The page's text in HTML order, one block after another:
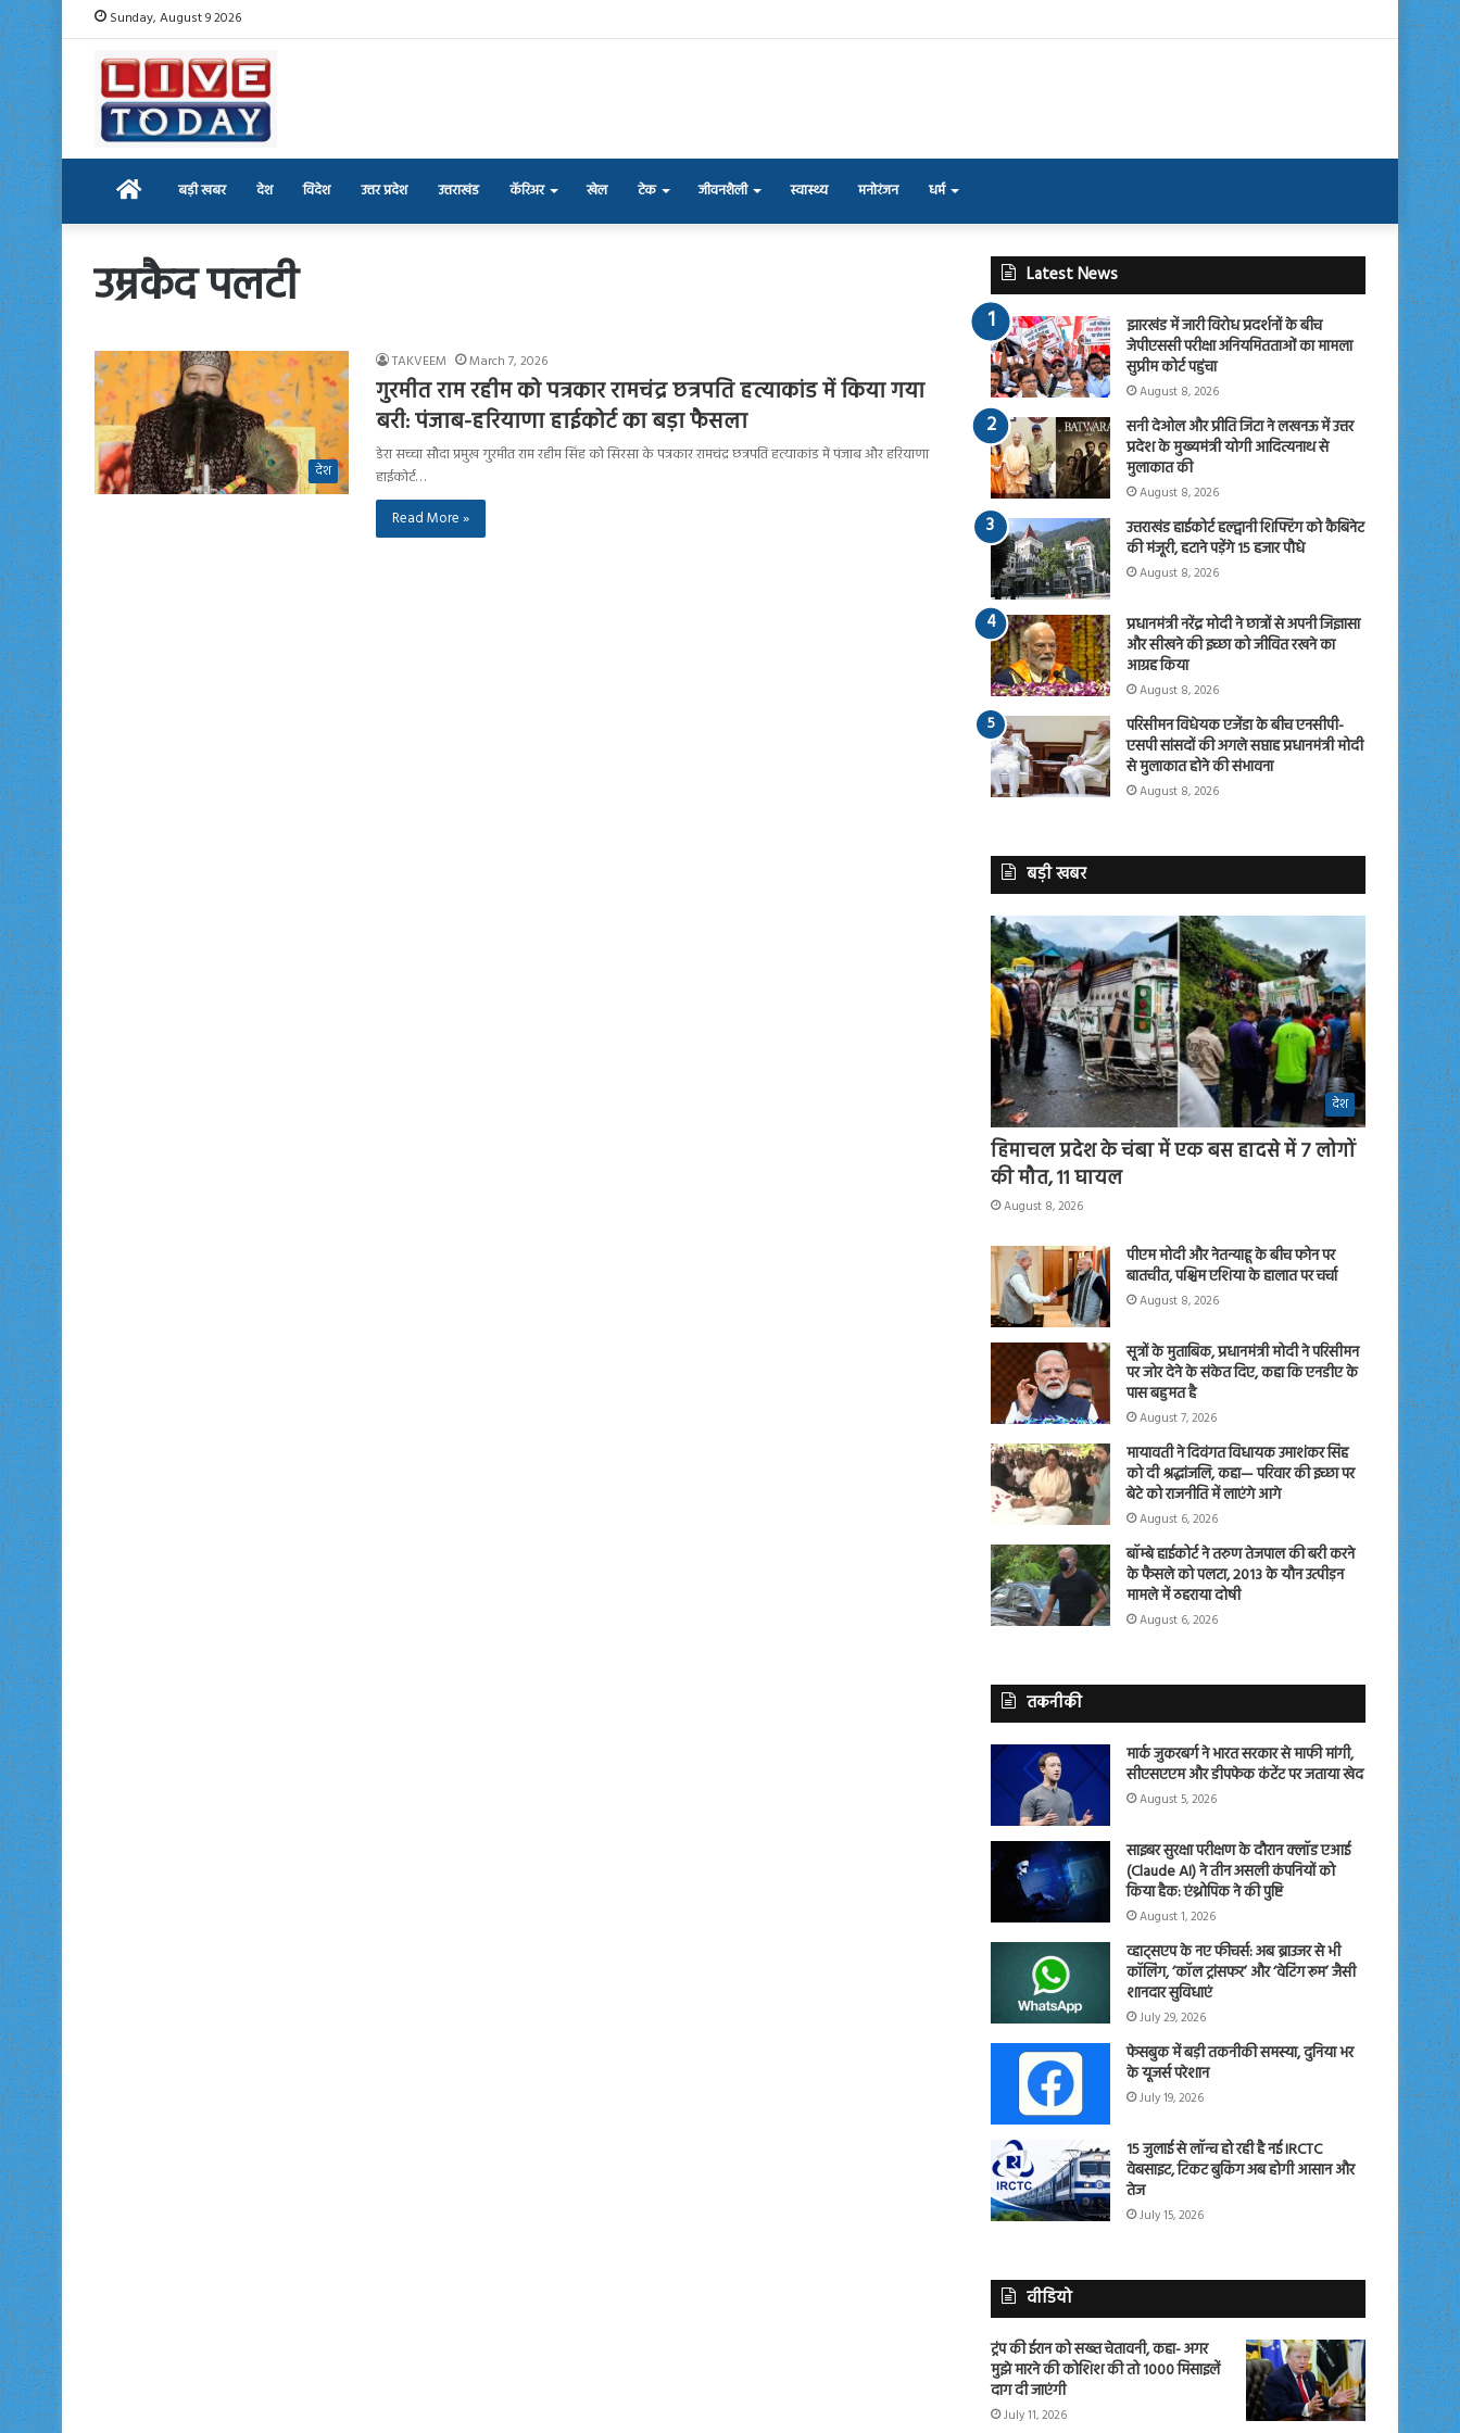
Sunday, August 9 2026
Home बड़ी खबर देश विदेश उत्तर प्रदेश उत्तराखंड कॅरिअर खेल टेक जीवनशैली स्वास्थ्य मनोरंजन धर्म
उम्रकैद पलटी
देश
TAKVEEM March 7, 2026
गुरमीत राम रहीम को पत्रकार रामचंद्र छत्रपति हत्याकांड में किया गया
बरी: पंजाब-हरियाणा हाईकोर्ट का बड़ा फैसला
डेरा सच्चा सौदा प्रमुख गुरमीत राम रहीम सिंह को सिरसा के पत्रकार रामचंद्र छत्रपति हत्याकांड में पंजाब और हरियाणा
हाईकोर्ट…
Read More »
Latest News
झारखंड में जारी विरोध प्रदर्शनों के बीच
जेपीएससी परीक्षा अनियमितताओं का मामला
सुप्रीम कोर्ट पहुंचा
August 8, 2026
सनी देओल और प्रीति जिंटा ने लखनऊ में उत्तर
प्रदेश के मुख्यमंत्री योगी आदित्यनाथ से
मुलाकात की
August 8, 2026
उत्तराखंड हाईकोर्ट हल्द्वानी शिफ्टिंग को कैबिनेट
की मंजूरी, हटाने पड़ेंगे 15 हजार पौधे
August 8, 2026
प्रधानमंत्री नरेंद्र मोदी ने छात्रों से अपनी जिज्ञासा
और सीखने की इच्छा को जीवित रखने का
आग्रह किया
August 8, 2026
परिसीमन विधेयक एजेंडा के बीच एनसीपी-
एसपी सांसदों की अगले सप्ताह प्रधानमंत्री मोदी
से मुलाकात होने की संभावना
August 8, 2026
बड़ी खबर
देश
हिमाचल प्रदेश के चंबा में एक बस हादसे में 7 लोगों
की मौत, 11 घायल
August 8, 2026
पीएम मोदी और नेतन्याहू के बीच फोन पर
बातचीत, पश्चिम एशिया के हालात पर चर्चा
August 8, 2026
सूत्रों के मुताबिक, प्रधानमंत्री मोदी ने परिसीमन
पर जोर देने के संकेत दिए, कहा कि एनडीए के
पास बहुमत है
August 7, 2026
मायावती ने दिवंगत विधायक उमाशंकर सिंह
को दी श्रद्धांजलि, कहा— परिवार की इच्छा पर
बेटे को राजनीति में लाएंगे आगे
August 6, 2026
बॉम्बे हाईकोर्ट ने तरुण तेजपाल की बरी करने
के फैसले को पलटा, 2013 के यौन उत्पीड़न
मामले में ठहराया दोषी
August 6, 2026
तकनीकी
मार्क जुकरबर्ग ने भारत सरकार से माफी मांगी,
सीएसएएम और डीपफेक कंटेंट पर जताया खेद
August 5, 2026
साइबर सुरक्षा परीक्षण के दौरान क्लॉड एआई
(Claude AI) ने तीन असली कंपनियों को
किया हैक: एंथ्रोपिक ने की पुष्टि
August 1, 2026
व्हाट्सएप के नए फीचर्स: अब ब्राउजर से भी
कॉलिंग, ‘कॉल ट्रांसफर’ और ‘वेटिंग रूम’ जैसी
शानदार सुविधाएं
July 29, 2026
फेसबुक में बड़ी तकनीकी समस्या, दुनिया भर
के यूजर्स परेशान
July 19, 2026
15 जुलाई से लॉन्च हो रही है नई IRCTC
वेबसाइट, टिकट बुकिंग अब होगी आसान और
तेज
July 15, 2026
वीडियो
ट्रंप की ईरान को सख्त चेतावनी, कहा- अगर
मुझे मारने की कोशिश की तो 1000 मिसाइलें
दाग दी जाएंगी
July 11, 2026